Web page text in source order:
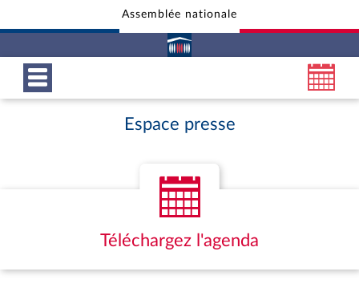
Aller en bas de la pageAssemblée nationale
Espace presse
Téléchargez l'agenda